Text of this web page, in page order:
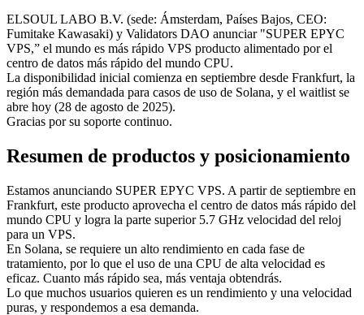
ELSOUL LABO B.V. (sede: Ámsterdam, Países Bajos, CEO:
Fumitake Kawasaki) y Validators DAO anunciar "SUPER EPYC
VPS,” el mundo es más rápido VPS producto alimentado por el
centro de datos más rápido del mundo CPU.
La disponibilidad inicial comienza en septiembre desde Frankfurt, la
región más demandada para casos de uso de Solana, y el waitlist se
abre hoy (28 de agosto de 2025).
Gracias por su soporte continuo.
Resumen de productos y posicionamiento
Estamos anunciando SUPER EPYC VPS. A partir de septiembre en
Frankfurt, este producto aprovecha el centro de datos más rápido del
mundo CPU y logra la parte superior 5.7 GHz velocidad del reloj
para un VPS.
En Solana, se requiere un alto rendimiento en cada fase de
tratamiento, por lo que el uso de una CPU de alta velocidad es
eficaz. Cuanto más rápido sea, más ventaja obtendrás.
Lo que muchos usuarios quieren es un rendimiento y una velocidad
puras, y respondemos a esa demanda.